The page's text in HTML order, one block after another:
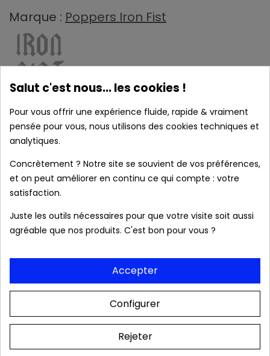
Marque : Poppers Iron Fist
Caractéristiques :
local_shippingLivraison prévue à partir du 08/08/2026 en
France métropolitaine.
Produits authentiques au meilleur prix
Livraison rapide 24/48h
Frais de port OFFERTS dès 39 € (France
métropolitaine).
Salut c'est nous... les cookies !
Pour vous offrir une expérience fluide, rapide & vraiment
pensée pour vous, nous utilisons des cookies techniques et
analytiques.
Concrètement ? Notre site se souvient de vos préférences,
et on peut améliorer en continu ce qui compte : votre
satisfaction.
Juste les outils nécessaires pour que votre visite soit aussi
agréable que nos produits. C'est bon pour vous ?
Accepter
Configurer
Rejeter